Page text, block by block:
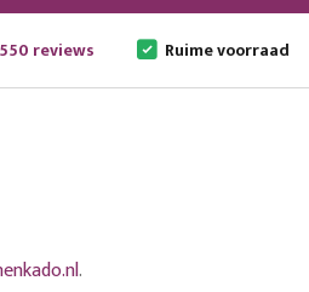
reviews Ruime voorraad
.